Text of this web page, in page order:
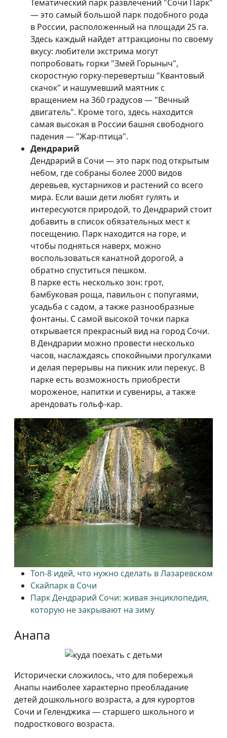
Тематический парк развлечений "Сочи Парк"
— это самый большой парк подобного рода
в России, расположенный на площади 25 га.
Здесь каждый найдет аттракционы по своему
вкусу: любители экстрима могут
попробовать горки "Змей Горыныч",
скоростную горку-перевертыш "Квантовый
скачок" и нашумевший маятник с
вращением на 360 градусов — "Вечный
двигатель". Кроме того, здесь находится
самая высокая в России башня свободного
падения — "Жар-птица".
Дендрарий
Дендрарий в Сочи — это парк под открытым
небом, где собраны более 2000 видов
деревьев, кустарников и растений со всего
мира. Если ваши дети любят гулять и
интересуются природой, то Дендрарий стоит
добавить в список обязательных мест к
посещению. Парк находится на горе, и
чтобы подняться наверх, можно
воспользоваться канатной дорогой, а
обратно спуститься пешком.
В парке есть несколько зон: грот,
бамбуковая роща, павильон с попугаями,
усадьба с садом, а также разнообразные
фонтаны. С самой высокой точки парка
открывается прекрасный вид на город Сочи.
В Дендрарии можно провести несколько
часов, наслаждаясь спокойными прогулками
и делая перерывы на пикник или перекус. В
парке есть возможность приобрести
мороженое, напитки и сувениры, а также
арендовать гольф-кар.
Топ-8 идей, что нужно сделать в Лазаревском
Скайпарк в Сочи
Парк Дендрарий Сочи: живая энциклопедия,
которую не закрывают на зиму
Анапа
Исторически сложилось, что для побережья
Анапы наиболее характерно преобладание
детей дошкольного возраста, а для курортов
Сочи и Геленджика — старшего школьного и
подросткового возраста.